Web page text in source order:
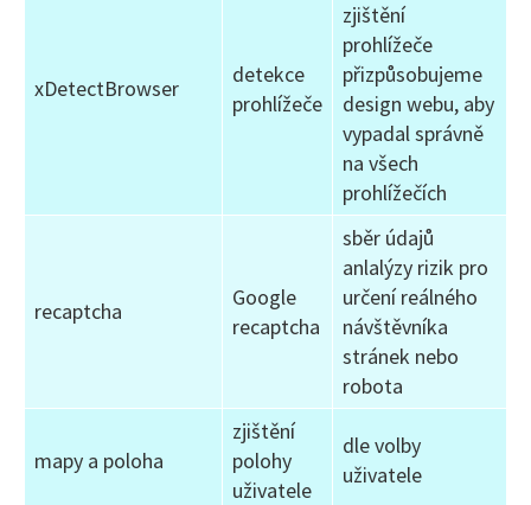
xDetectBrowser
detekce
prohlížeče
zjištění
prohlížeče
přizpůsobujeme
design webu, aby
vypadal správně
na všech
prohlížečích
recaptcha
Google
recaptcha
sběr údajů
anlalýzy rizik pro
určení reálného
návštěvníka
stránek nebo
robota
mapy a poloha
zjištění
polohy
uživatele
dle volby
uživatele